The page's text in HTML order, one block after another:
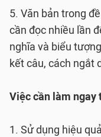
5. Văn bản trong
cần đọc nhiều lần
nghĩa và biểu
kết câu, cách ngắt
Việc cần làm ngay
1. Sử dụng hiệu